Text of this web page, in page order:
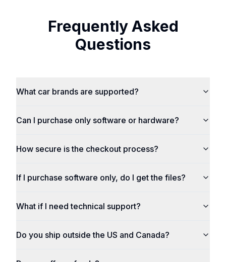
Frequently Asked
Questions
What car brands are supported?
Can I purchase only software or hardware?
How secure is the checkout process?
If I purchase software only, do I get the files?
What if I need technical support?
Do you ship outside the US and Canada?